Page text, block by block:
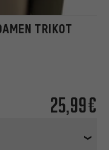
TRIKOT
25,99€